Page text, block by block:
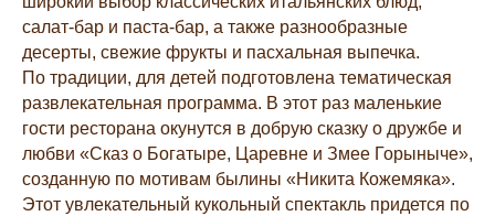
салат-бар и паста-бар, а также разнообразные
десерты, свежие фрукты и пасхальная выпечка.
По традиции, для детей подготовлена тематическая
развлекательная программа. В этот раз маленькие
гости ресторана окунутся в добрую сказку о дружбе и
любви «Сказ о Богатыре, Царевне и Змее Горыныче»,
созданную по мотивам былины «Никита Кожемяка».
Этот увлекательный кукольный спектакль придется по